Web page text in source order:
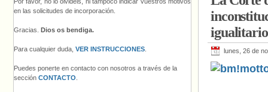
igualitario
lunes, 26 de
en las solicitudes de incorporación.
Gracias. Dios os bendiga.
Para cualquier duda, VER INSTRUCCIONES
Puedes ponerte en contacto con nosotros a través de la
sección CONTACTO